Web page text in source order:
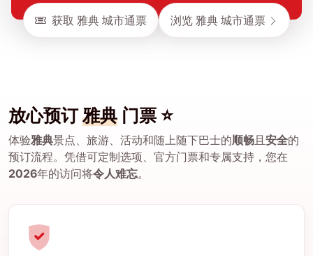
获取 雅典 城市通票 浏览 雅典 城市通票
放心预订雅典 门票 ⭐
体验雅典景点、旅游、活动和随上随下巴士的顺畅且 安全的
预订流程。凭借可定制选项、官方门票和专属支持，您在
2026年的访问将令人难忘。